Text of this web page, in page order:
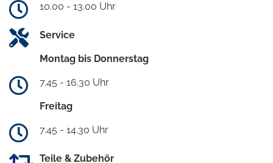
10.00 - 13.00 Uhr
Service
Montag bis Donnerstag
7.45 - 16.30 Uhr
Freitag
7.45 - 14.30 Uhr
Teile & Zubehör